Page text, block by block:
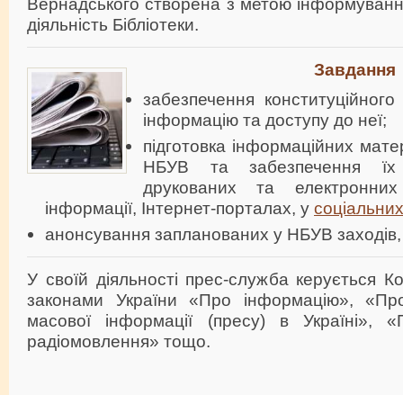
діяльність Бібліотеки.
Завдання
забезпечення
інформацію та доступу до неї;
підготовка інформаційних
НБУВ та забезпечення
друкованих та
інформації, Інтернет-порталах, у
анонсування запланованих у НБУВ заходів,
У своїй діяльності прес-служба керується
законами України «Про інформацію»,
масової інформації (пресу) в Україні»,
радіомовлення» тощо.